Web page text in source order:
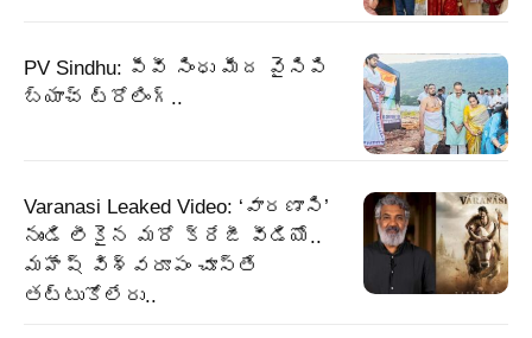
PV Sindhu: పీవీ సింధు మీద వైసిపి
బ్యాచ్ ట్రోలింగ్..
Varanasi Leaked Video: ‘వారణాసి’
నుండి లీకైన మరో క్రేజీ వీడియో..
మహేష్ విశ్వరూపం చూస్తే
తట్టుకోలేరు..